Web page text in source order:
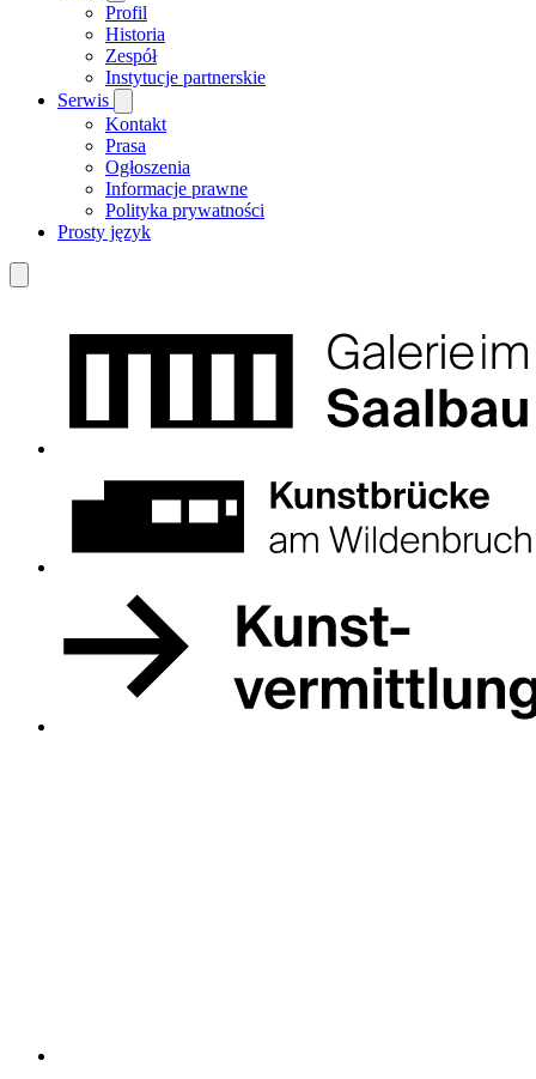
Profil
Historia
Zespół
Instytucje partnerskie
Serwis
Kontakt
Prasa
Ogłoszenia
Informacje prawne
Polityka prywatności
Prosty język